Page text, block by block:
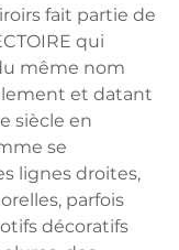
fait partie de
qui
même nom
et datant
siècle en
se
lignes droites,
parfois
décoratifs